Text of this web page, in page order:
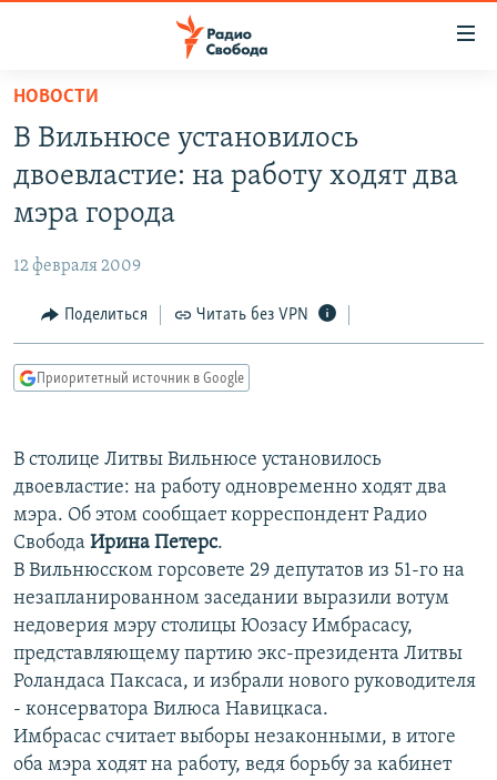
упрощенного
доступа
основному
Вернутся
Вернутся
МНЕНИЯ
КУЛЬТУРА
КАВКАЗ.РЕАЛИИ
СИБИРЬ.РЕАЛИИ
РАСПИСАНИЕ ВЕЩАНИЯ
ПОДПИШИТЕСЬ НА РАССЫЛКУ
Все сайты РСЕ/РС
НОВОСТИ
В Вильнюсе установилось
двоевластие: на работу ходят два
мэра города
12 февраля 2009
Поделиться Читать без VPN
Приоритетный источник в Google
В столице Литвы Вильнюсе установилось
двоевластие: на работу одновременно ходят два
мэра. Об этом сообщает корреспондент Радио
Свобода Ирина Петерс.
В Вильнюсском горсовете 29 депутатов из 51-го на
незапланированном заседании выразили вотум
недоверия мэру столицы Юозасу Имбрасасу,
представляющему партию экс-президента Литвы
Роландаса Паксаса, и избрали нового руководителя
- консерватора Вилюса Навицкаса.
Имбрасас считает выборы незаконными, в итоге
оба мэра ходят на работу, ведя борьбу за кабинет